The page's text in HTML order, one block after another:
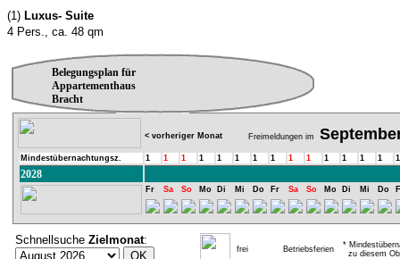
(1) Luxus- Suite
4 Pers., ca. 48 qm
Belegungsplan für
Appartementhaus
Bracht
< vorheriger Monat Freimeldungen im
Mindestübernachtungsz. 1 1 1 1 1 1 1 1 1 1 1 1 1 1 1
2028
Fr Sa So Mo Di Mi Do Fr Sa So Mo Di Mi Do
Schnellsuche Zielmonat:
frei Betriebsferien
*
zu diesem